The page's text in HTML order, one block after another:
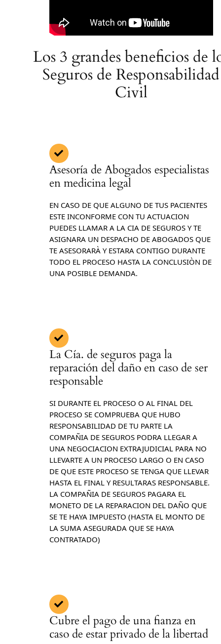
Los 3 grandes beneficios de
Seguros de Responsabilidad
Civil
Asesoría de Abogados especialistas
en medicina legal
EN CASO DE QUE ALGUNO DE TUS PACIENTES
ESTE INCONFORME CON TU ACTUACION
PUEDES LLAMAR A LA CIA DE SEGUROS Y TE
ASIGNARA UN DESPACHO DE ABOGADOS QUE
TE ASESORARÀ Y ESTARA CONTIGO DURANTE
TODO EL PROCESO HASTA LA CONCLUSIÒN DE
UNA POSIBLE DEMANDA.
La Cía. de seguros paga la
reparación del daño en caso de ser
responsable
SI DURANTE EL PROCESO O AL FINAL DEL
PROCESO SE COMPRUEBA QUE HUBO
RESPONSABILIDAD DE TU PARTE LA
COMPAÑIA DE SEGUROS PODRA LLEGAR A
UNA NEGOCIACION EXTRAJUDICIAL PARA NO
LLEVARTE A UN PROCESO LARGO O EN CASO
DE QUE ESTE PROCESO SE TENGA QUE LLEVAR
HASTA EL FINAL Y RESULTARAS RESPONSABLE.
LA COMPAÑIA DE SEGUROS PAGARA EL
MONETO DE LA REPARACION DEL DAÑO QUE
SE TE HAYA IMPUESTO (HASTA EL MONTO DE
LA SUMA ASEGURADA QUE SE HAYA
CONTRATADO)
Cubre el pago de una fianza en
caso de estar privado de la libertad